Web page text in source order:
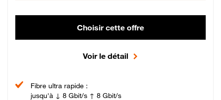
Choisir cette offre
Voir le détail
Fibre ultra rapide :
jusqu'à ↓ 8 Gbit/s ↑ 8 Gbit/s